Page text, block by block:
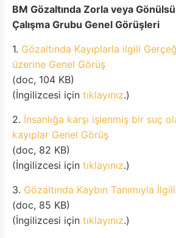
BM Gözaltında Zorla veya
Çalışma Grubu Genel Görüşleri
1. Gözaltında Kayıplarla ilgili
üzerine Genel Görüş
(doc, 104 KB)
(İngilizcesi için tıklayınız.)
2. İnsanlığa karşı işlenmiş bir suç
kayıplar Genel Görüş
(doc, 82 KB)
(İngilizcesi için tıklayınız.)
3. Gözaltında Kaybın Tanımıyla
(doc, 85 KB)
(İngilizcesi için tıklayınız.)